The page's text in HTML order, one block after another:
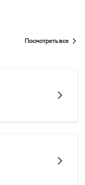
Посмотреть все